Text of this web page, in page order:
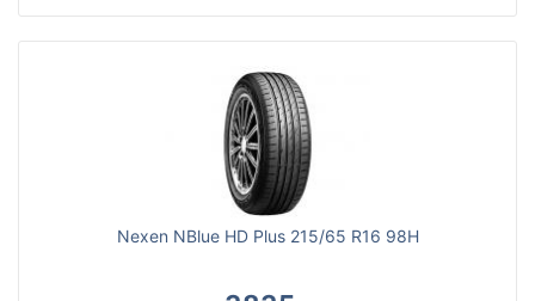
Nexen NBlue HD Plus 215/65 R16 98H